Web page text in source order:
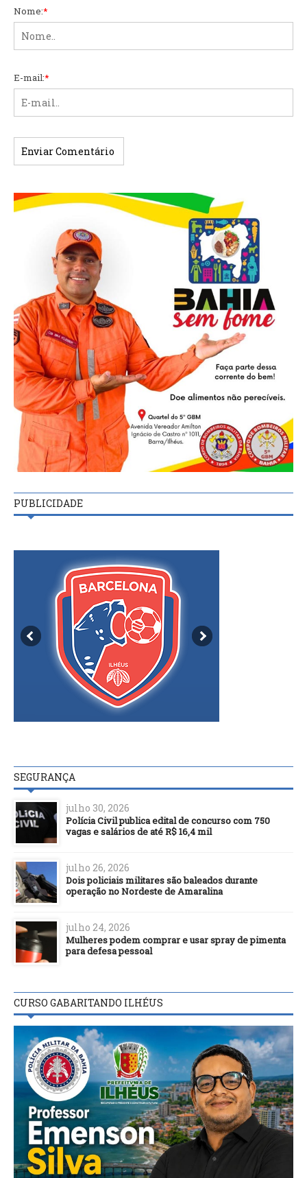
Nome:*
E-mail:*
PUBLICIDADE
SEGURANÇA
julho 30, 2026
Polícia Civil publica edital de concurso com 750
vagas e salários de até R$ 16,4 mil
julho 26, 2026
Dois policiais militares são baleados durante
operação no Nordeste de Amaralina
julho 24, 2026
Mulheres podem comprar e usar spray de pimenta
para defesa pessoal
CURSO GABARITANDO ILHÉUS